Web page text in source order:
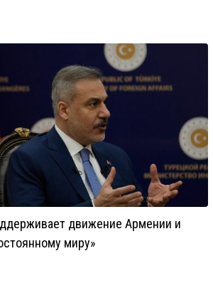
движение Армении и
миру»